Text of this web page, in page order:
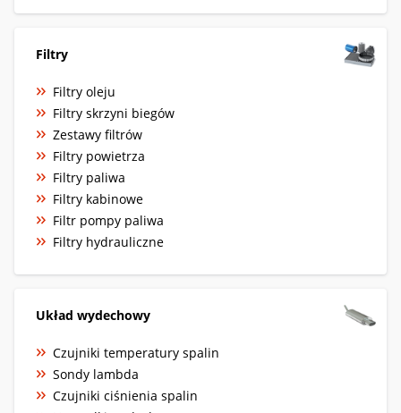
Filtry
Filtry oleju
Filtry skrzyni biegów
Zestawy filtrów
Filtry powietrza
Filtry paliwa
Filtry kabinowe
Filtr pompy paliwa
Filtry hydrauliczne
Układ wydechowy
Czujniki temperatury spalin
Sondy lambda
Czujniki ciśnienia spalin